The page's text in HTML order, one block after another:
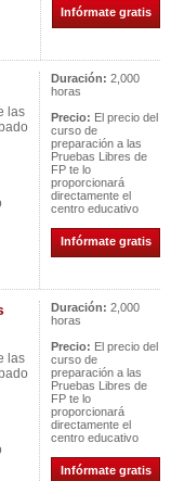
Infórmate gratis
las
Duración: 2,000
horas
Precio: El precio del
curso de
preparación a las
Pruebas Libres de
FP te lo
proporcionará
directamente el
centro educativo
Infórmate gratis
las
Duración: 2,000
horas
Precio: El precio del
curso de
preparación a las
Pruebas Libres de
FP te lo
proporcionará
directamente el
centro educativo
Infórmate gratis